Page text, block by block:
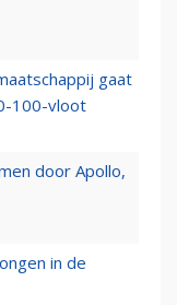
gaat
100-vloot
door Apollo,
in de